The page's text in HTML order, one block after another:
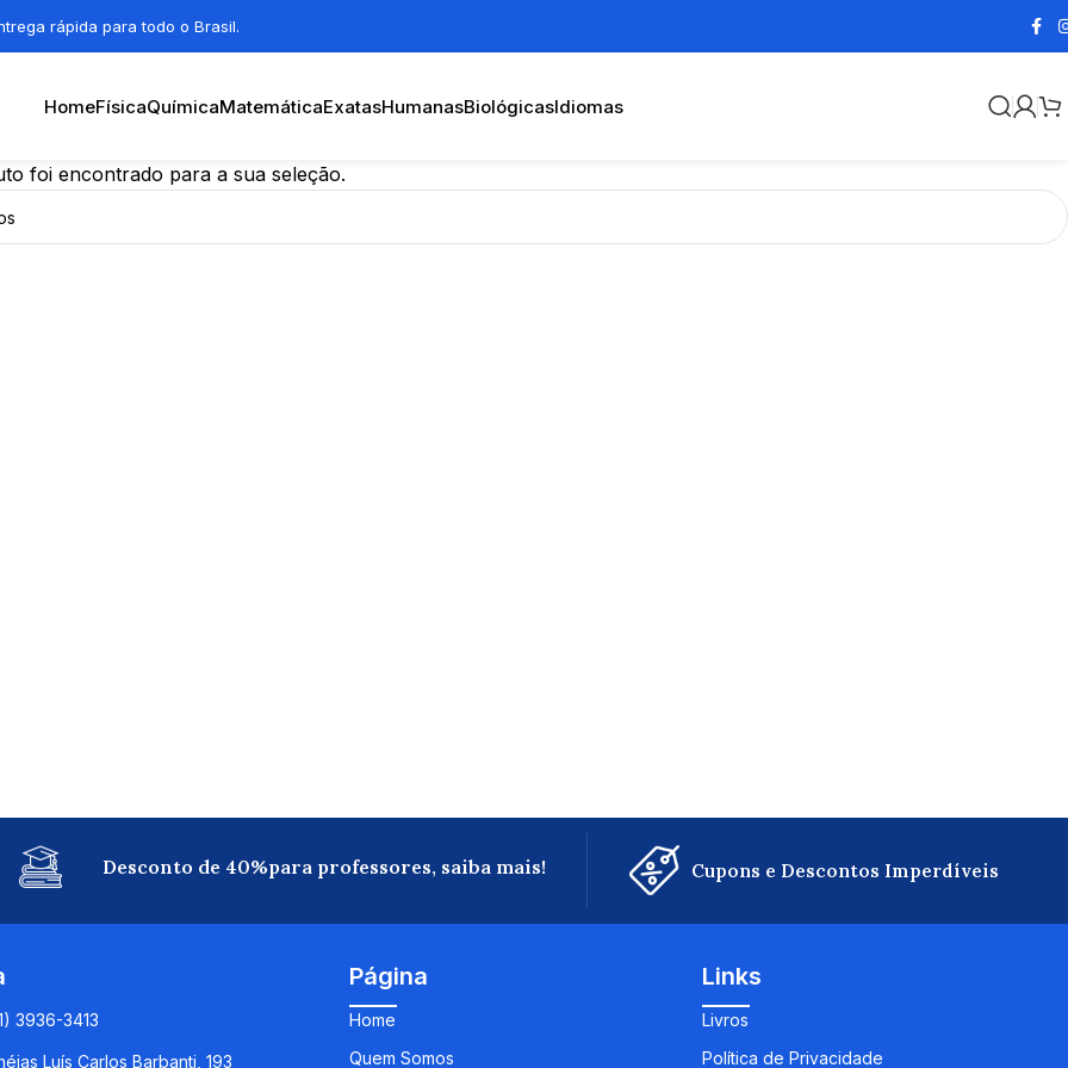
rápida para todo o Brasil.
HomeFísicaQuímicaMatemáticaExatasHumanasBiológicasIdiomas
foi encontrado para a sua seleção.
Desconto de 40%para professores, saiba mais! Cupons e Descontos Imperdíveis
3936-3413
Luís Carlos Barbanti, 193
Página
Home
Quem Somos
Links
Livros
Política de Privacidade